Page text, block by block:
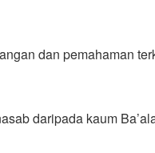
dan pemahaman
daripada kaum